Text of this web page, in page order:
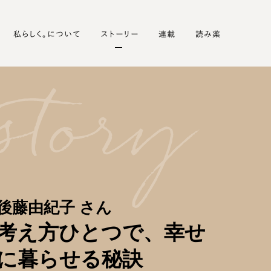
私らしく。について ストーリー 連載 読み薬
藤由紀子 さん
え方ひとつで、幸せ
暮らせる秘訣